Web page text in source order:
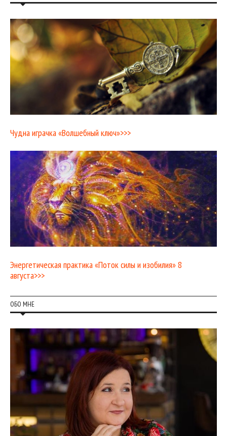
Чудна играчка «Волшебный ключ»>>>
Энергетическая практика «Поток силы и изобилия» 8
августа>>>
ОБО МНЕ